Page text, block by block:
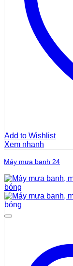
Add to Wishlist
Xem nhanh
Máy mưa banh 24